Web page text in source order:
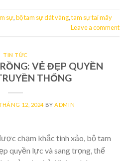
sự,bộ tam sự dát vàng,tam sự tai mây
Leave a comment
TIN TỨC
VẺ ĐẸP QUYỀN
THỐNG
12, 2024 BYADMIN
chạm khắc tinh xảo, bộ tam
quyền lực và sang trọng, thể